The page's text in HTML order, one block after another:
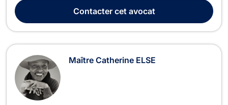
successions, droit patrimonial de la famille et fiscalité
patrimoniale belge et internationale. ...
Contactercet avocat
Maître Catherine ELSE